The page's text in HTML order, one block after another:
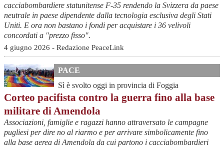
cacciabombardiere statunitense F-35 rendendo la Svizzera da paese
neutrale in paese dipendente dalla tecnologia esclusiva degli Stati
Uniti. E ora non bastano i fondi per acquistare i 36 velivoli
concordati a "prezzo fisso".
4 giugno 2026 - Redazione PeaceLink
PACE
Sì è svolto oggi in provincia di Foggia
Corteo pacifista contro la guerra fino alla base
militare di Amendola
Associazioni, famiglie e ragazzi hanno attraversato le campagne
pugliesi per dire no al riarmo e per arrivare simbolicamente fino
alla base aerea di Amendola da cui partono i cacciabombardieri